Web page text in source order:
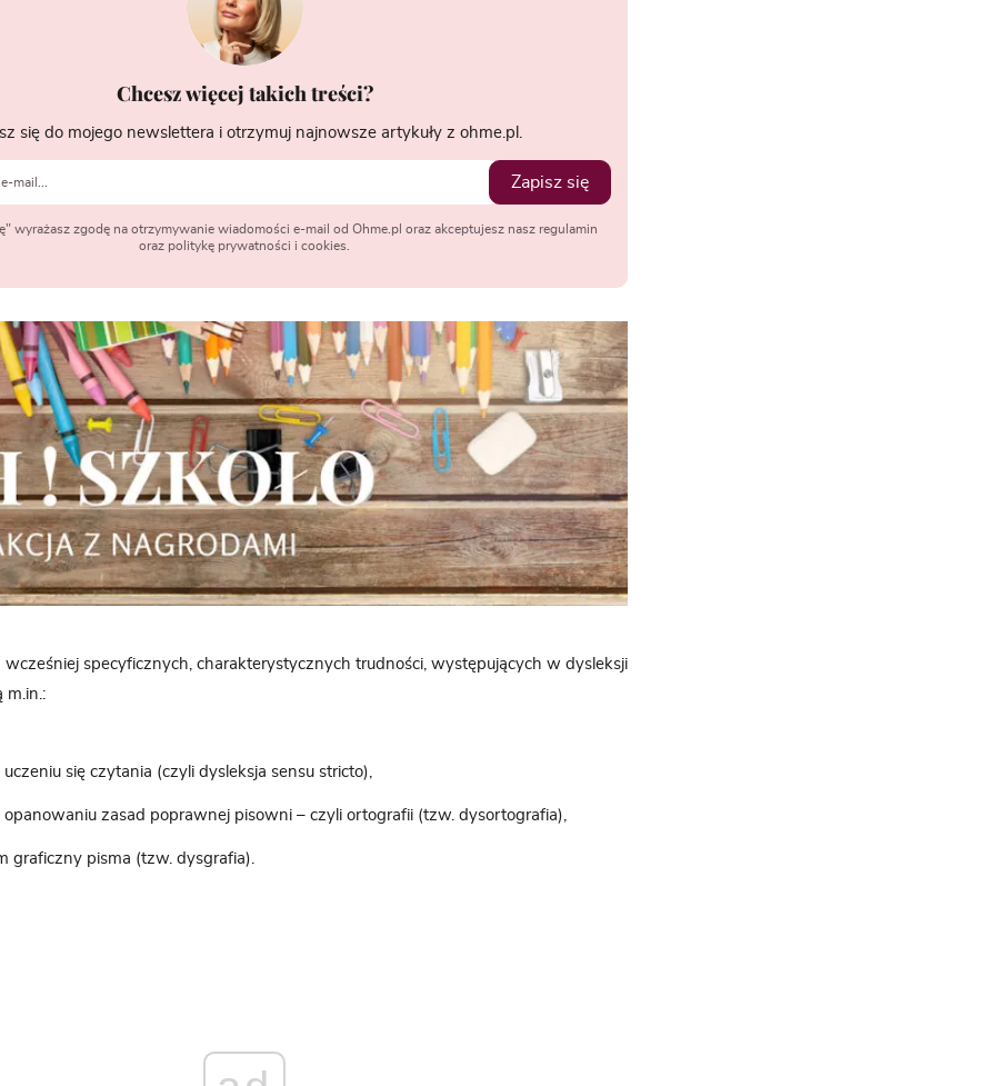
Chcesz więcej takich treści?
się do mojego newslettera i otrzymuj najnowsze artykuły z ohme.pl.
Zapisz się
wyrażasz zgodę na otrzymywanie wiadomości e-mail od Ohme.pl oraz akceptujesz nasz regulamin
oraz politykę prywatności i cookies.
specyficznych, charakterystycznych trudności, występujących w dysleksji
m.in.:
się czytania (czyli dysleksja sensu stricto),
zasad poprawnej pisowni – czyli ortografii (tzw. dysortografia),
graficzny pisma (tzw. dysgrafia).